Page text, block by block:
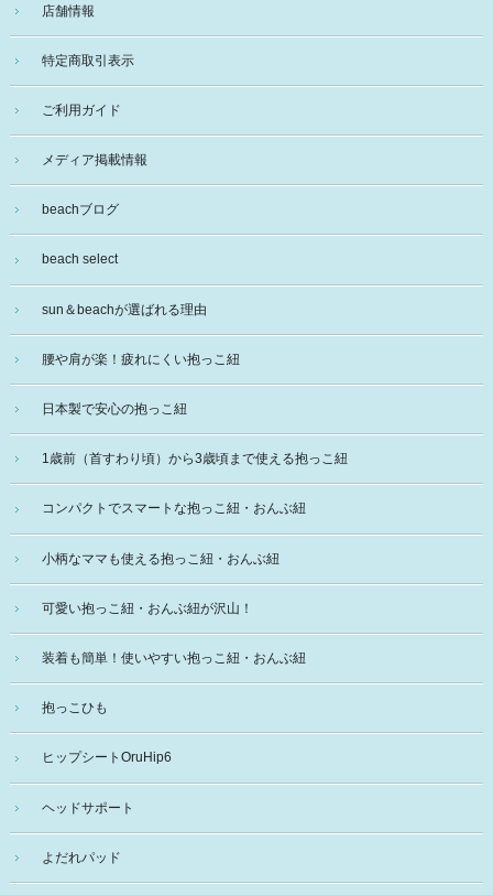
店舗情報
特定商取引表示
ご利用ガイド
メディア掲載情報
beachブログ
beach select
sun＆beachが選ばれる理由
腰や肩が楽！疲れにくい抱っこ紐
日本製で安心の抱っこ紐
1歳前（首すわり頃）から3歳頃まで使える抱っこ紐
コンパクトでスマートな抱っこ紐・おんぶ紐
小柄なママも使える抱っこ紐・おんぶ紐
可愛い抱っこ紐・おんぶ紐が沢山！
装着も簡単！使いやすい抱っこ紐・おんぶ紐
抱っこひも
ヒップシートOruHip6
ヘッドサポート
よだれパッド